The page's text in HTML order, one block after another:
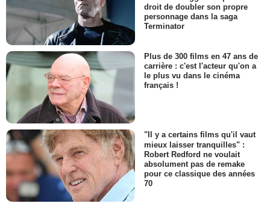
droit de doubler son propre
personnage dans la saga
Terminator
Plus de 300 films en 47 ans de
carrière : c'est l'acteur qu'on a
le plus vu dans le cinéma
français !
"Il y a certains films qu'il vaut
mieux laisser tranquilles" :
Robert Redford ne voulait
absolument pas de remake
pour ce classique des années
70